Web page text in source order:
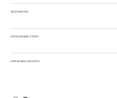
DESTINATARI
EROGAZIONE CORSO
PRESENZA o REMOTO